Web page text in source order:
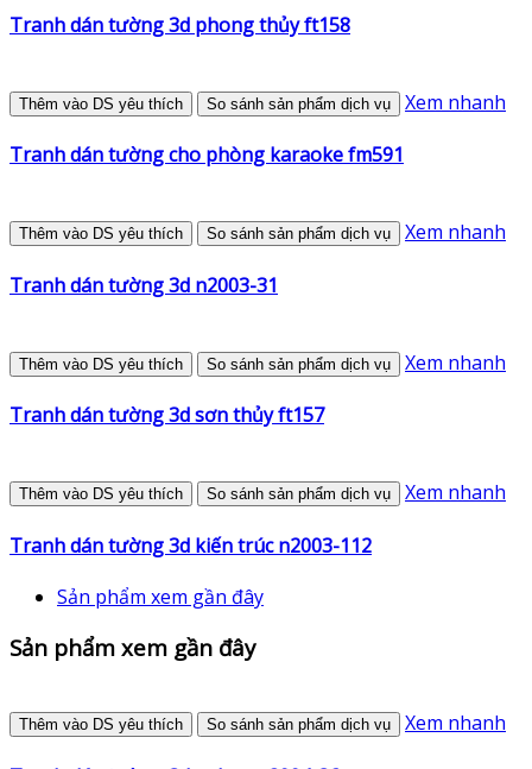
Tranh dán tường 3d phong thủy ft158
Thêm vào DS yêu thích So sánh sản phẩm dịch vụ Xem nhanh
Tranh dán tường cho phòng karaoke fm591
Thêm vào DS yêu thích So sánh sản phẩm dịch vụ Xem nhanh
Tranh dán tường 3d n2003-31
Thêm vào DS yêu thích So sánh sản phẩm dịch vụ Xem nhanh
Tranh dán tường 3d sơn thủy ft157
Thêm vào DS yêu thích So sánh sản phẩm dịch vụ Xem nhanh
Tranh dán tường 3d kiến trúc n2003-112
Sản phẩm xem gần đây
Sản phẩm xem gần đây
Thêm vào DS yêu thích So sánh sản phẩm dịch vụ Xem nhanh